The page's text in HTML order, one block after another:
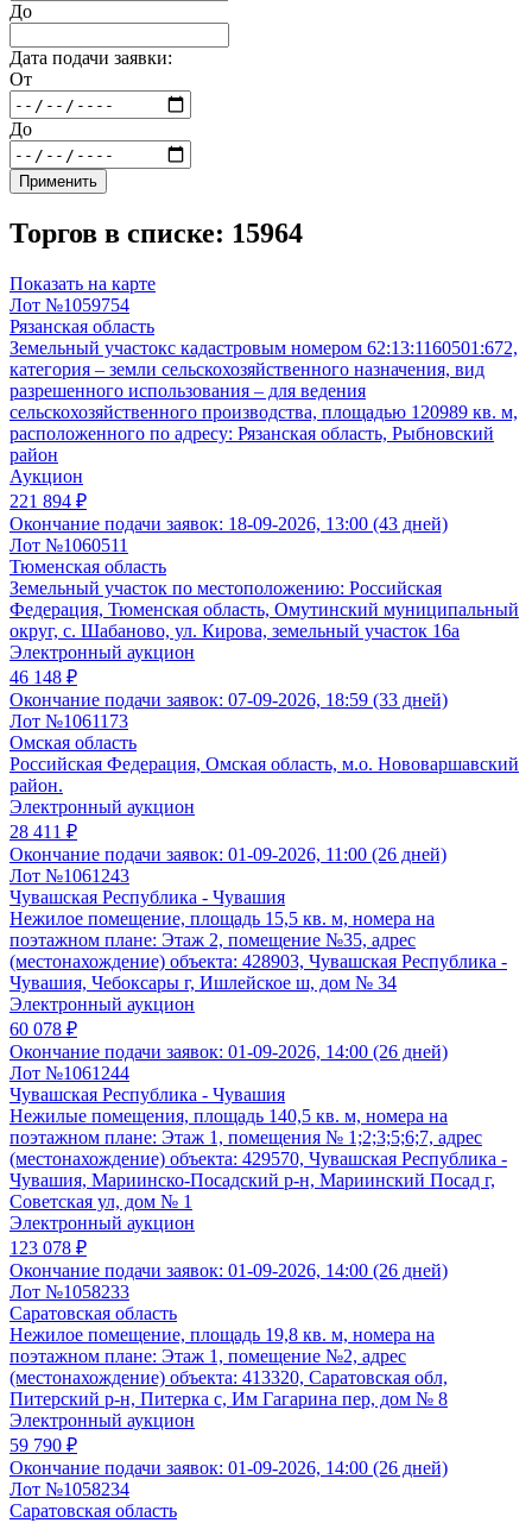
До
Дата подачи заявки:
От
До
Применить
Торгов в списке: 15964
Показать на карте
Лот №1059754
Рязанская область
Земельный участокс кадастровым номером 62:13:1160501:672,
категория – земли сельскохозяйственного назначения, вид
разрешенного использования – для ведения
сельскохозяйственного производства, площадью 120989 кв. м,
расположенного по адресу: Рязанская область, Рыбновский
район
Аукцион
221 894 ₽
Окончание подачи заявок: 18-09-2026, 13:00 (43 дней)
Лот №1060511
Тюменская область
Земельный участок по местоположению: Российская
Федерация, Тюменская область, Омутинский муниципальный
округ, с. Шабаново, ул. Кирова, земельный участок 16а
Электронный аукцион
46 148 ₽
Окончание подачи заявок: 07-09-2026, 18:59 (33 дней)
Лот №1061173
Омская область
Российская Федерация, Омская область, м.о. Нововаршавский
район.
Электронный аукцион
28 411 ₽
Окончание подачи заявок: 01-09-2026, 11:00 (26 дней)
Лот №1061243
Чувашская Республика - Чувашия
Нежилое помещение, площадь 15,5 кв. м, номера на
поэтажном плане: Этаж 2, помещение №35, адрес
(местонахождение) объекта: 428903, Чувашская Республика -
Чувашия, Чебоксары г, Ишлейское ш, дом № 34
Электронный аукцион
60 078 ₽
Окончание подачи заявок: 01-09-2026, 14:00 (26 дней)
Лот №1061244
Чувашская Республика - Чувашия
Нежилые помещения, площадь 140,5 кв. м, номера на
поэтажном плане: Этаж 1, помещения № 1;2;3;5;6;7, адрес
(местонахождение) объекта: 429570, Чувашская Республика -
Чувашия, Мариинско-Посадский р-н, Мариинский Посад г,
Советская ул, дом № 1
Электронный аукцион
123 078 ₽
Окончание подачи заявок: 01-09-2026, 14:00 (26 дней)
Лот №1058233
Саратовская область
Нежилое помещение, площадь 19,8 кв. м, номера на
поэтажном плане: Этаж 1, помещение №2, адрес
(местонахождение) объекта: 413320, Саратовская обл,
Питерский р-н, Питерка с, Им Гагарина пер, дом № 8
Электронный аукцион
59 790 ₽
Окончание подачи заявок: 01-09-2026, 14:00 (26 дней)
Лот №1058234
Саратовская область